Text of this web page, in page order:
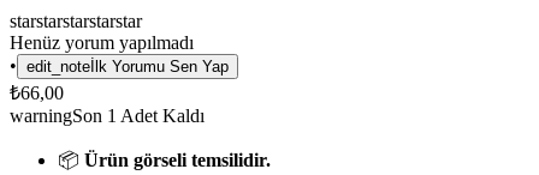
starstarstarstarstar
Henüz yorum yapılmadı
• edit_note İlk Yorumu Sen Yap
₺66,00
warningSon 1 Adet Kaldı
📦 Ürün görseli temsilidir.